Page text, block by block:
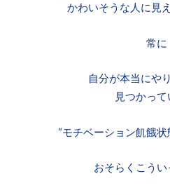
かわいそうな人に見
常に
自分が本当にや
見つかっ
“モチベーション飢餓状
おそらくこう